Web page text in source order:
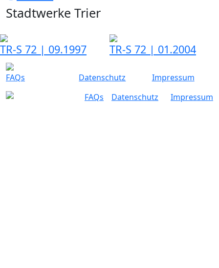
Stadtwerke Trier
TR-S 72 | 09.1997 TR-S 72 | 01.2004
FAQs Datenschutz
Impressum
FAQs
Datenschutz Impressum